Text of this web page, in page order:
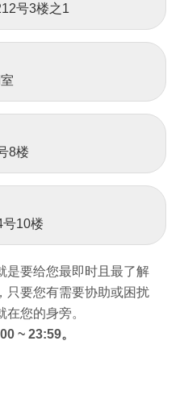
号3楼之1
8楼
10楼
是要给您最即时且最了解
只要您有需要协助或困扰
您的身旁。
~ 23:59。